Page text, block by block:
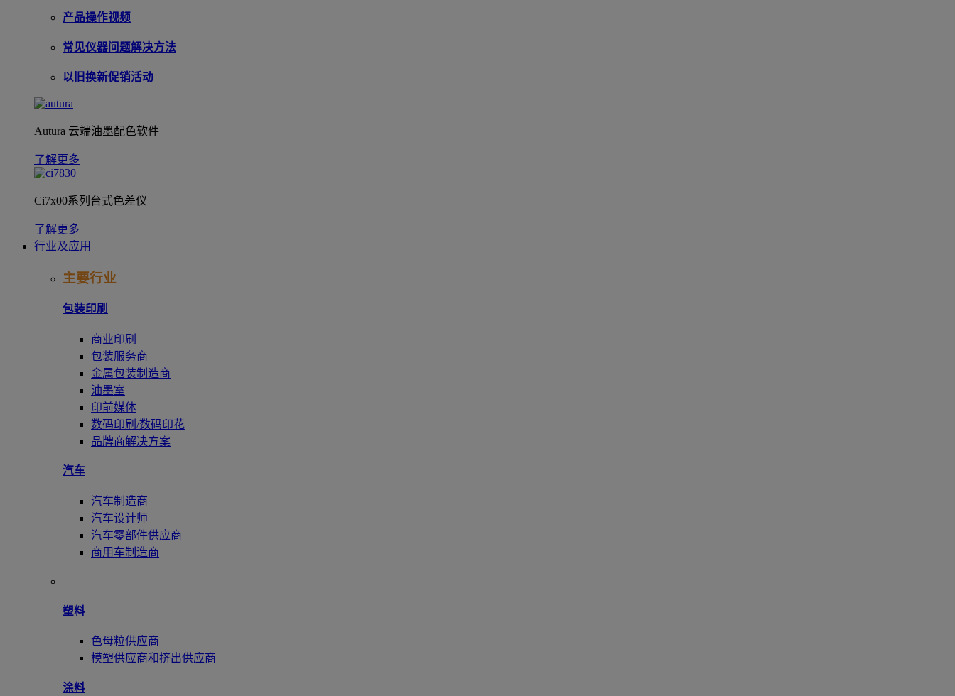
产品操作视频
常见仪器问题解决方法
以旧换新促销活动
Autura 云端油墨配色软件
了解更多
Ci7x00系列台式色差仪
了解更多
行业及应用
主要行业
包装印刷
商业印刷
包装服务商
金属包装制造商
油墨室
印前媒体
数码印刷/数码印花
品牌商解决方案
汽车
汽车制造商
汽车设计师
汽车零部件供应商
商用车制造商
塑料
色母粒供应商
模塑供应商和挤出供应商
涂料